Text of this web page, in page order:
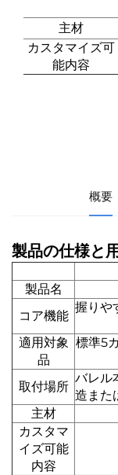
主材
カスタマイズ可
能内容
概要
製品の仕様と
製品名
コア機能
握りや
適用対象
品
標準5
取付場所
バレル
造また
主材
カスタマ
イズ可能
内容